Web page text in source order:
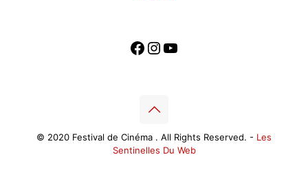
Facebook
Instagram
YouTube
© 2020 Festival de Cinéma . All Rights Reserved. - Les
Sentinelles Du Web